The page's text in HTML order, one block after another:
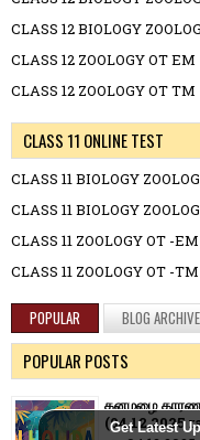
Get Latest
CLASS 12 BIOLOGY
CLASS 12 ZOOLOGY OT EM
CLASS 12 ZOOLOGY OT TM
CLASS 11 ONLINE TEST
CLASS 11 BIOLOGY
CLASS 11 BIOLOGY
CLASS 11 ZOOLOGY OT -EM
CLASS 11 ZOOLOGY OT -TM
POPULAR BLOG
POPULAR POSTS
கனமழை
(04.12.2025